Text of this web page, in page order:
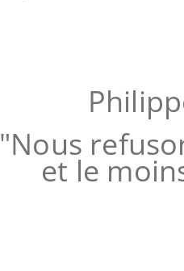
"Nous
et le